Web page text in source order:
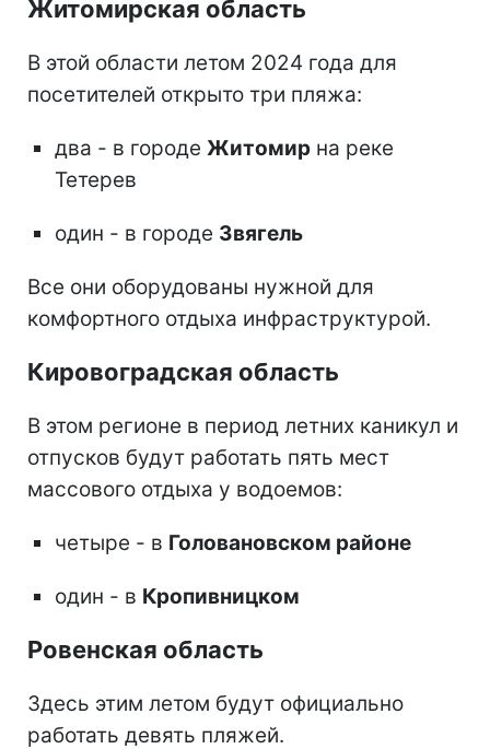
Житомирская область
В этой области летом 2024 года для
посетителей открыто три пляжа:
два - в городе Житомир на реке
Тетерев
один - в городе Звягель
Все они оборудованы нужной для
комфортного отдыха инфраструктурой.
Кировоградская область
В этом регионе в период летних каникул и
отпусков будут работать пять мест
массового отдыха у водоемов:
четыре - в Головановском районе
один - в Кропивницком
Ровенская область
Здесь этим летом будут официально
работать девять пляжей.